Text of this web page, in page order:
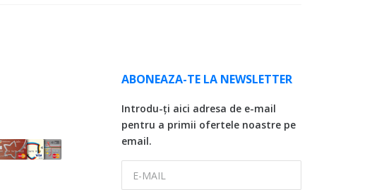
ABONEAZA-TE LA NEWSLETTER
Introdu-ți aici adresa de e-mail
pentru a primii ofertele noastre pe
email.